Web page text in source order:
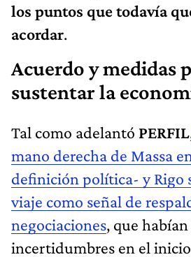
los puntos que todavía
acordar.
Acuerdo y medidas
sustentar la
Tal como adelantó PERFIL
mano derecha de Massa
definición política- y Rigo
viaje como señal de
negociaciones, que
incertidumbres en el